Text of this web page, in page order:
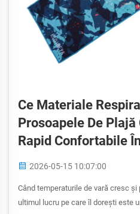
Ce Materiale
Prosoapele De Plajă
Rapid Confortabile
2026-05-15 10:07:00
Când temperaturile de vară cresc și
ultimul lucru pe care îl dorești este